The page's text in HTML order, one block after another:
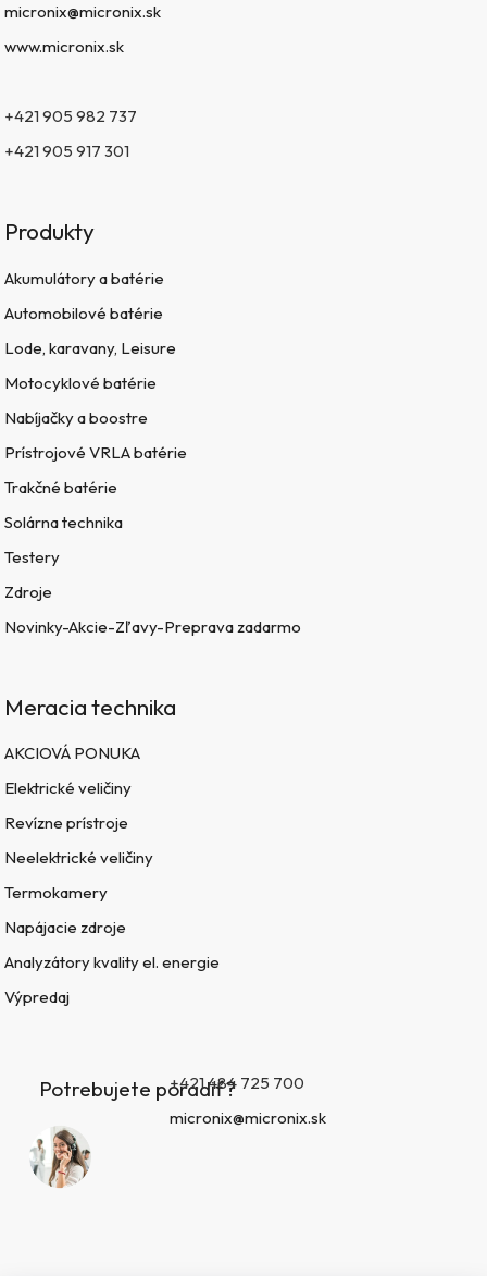
micronix@micronix.sk
www.micronix.sk
+421 905 982 737
+421 905 917 301
Produkty
Akumulátory a batérie
Automobilové batérie
Lode, karavany, Leisure
Motocyklové batérie
Nabíjačky a boostre
Prístrojové VRLA batérie
Trakčné batérie
Solárna technika
Testery
Zdroje
Novinky-Akcie-Zľavy-Preprava zadarmo
Meracia technika
AKCIOVÁ PONUKA
Elektrické veličiny
Revízne prístroje
Neelektrické veličiny
Termokamery
Napájacie zdroje
Analyzátory kvality el. energie
Výpredaj
Potrebujete poradiť?+421 484 725 700
micronix@micronix.sk